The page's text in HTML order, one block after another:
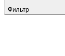
Фильтр